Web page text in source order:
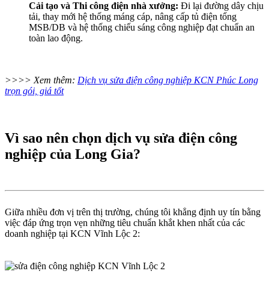
Cải tạo và Thi công điện nhà xưởng: Đi lại đường dây chịu
tải, thay mới hệ thống máng cáp, nâng cấp tủ điện tổng
MSB/DB và hệ thống chiếu sáng công nghiệp đạt chuẩn an
toàn lao động.
>>>> Xem thêm: Dịch vụ sửa điện công nghiệp KCN Phúc Long
trọn gói, giá tốt
Vì sao nên chọn dịch vụ sửa điện công
nghiệp của Long Gia?
Giữa nhiều đơn vị trên thị trường, chúng tôi khẳng định uy tín bằng
việc đáp ứng trọn vẹn những tiêu chuẩn khắt khen nhất của các
doanh nghiệp tại KCN Vĩnh Lộc 2: